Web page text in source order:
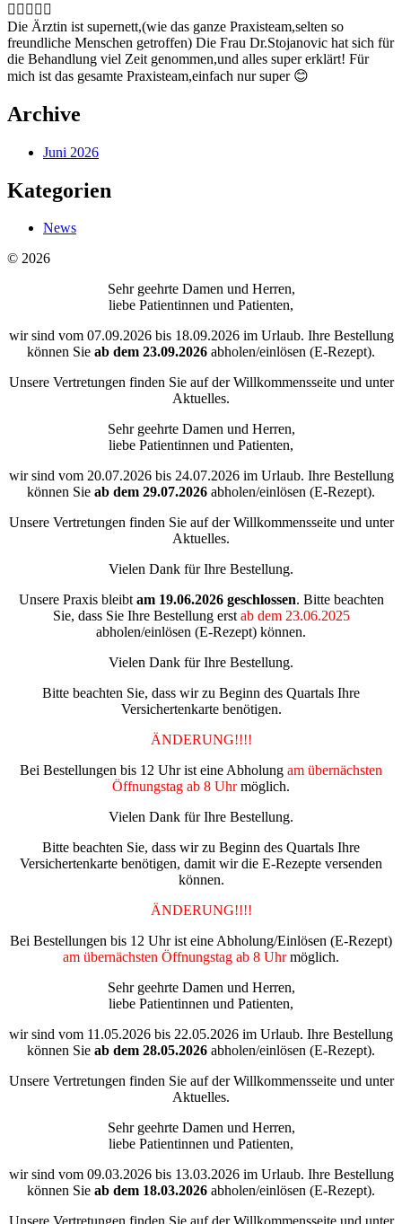
    
Die Ärztin ist supernett,(wie das ganze Praxisteam,selten so
freundliche Menschen getroffen) Die Frau Dr.Stojanovic hat sich für
die Behandlung viel Zeit genommen,und alles super erklärt! Für
mich ist das gesamte Praxisteam,einfach nur super 😊
Archive
Juni 2026
Kategorien
News
© 2026
Sehr geehrte Damen und Herren,
liebe Patientinnen und Patienten,
wir sind vom 07.09.2026 bis 18.09.2026 im Urlaub. Ihre Bestellung
können Sie ab dem 23.09.2026 abholen/einlösen (E-Rezept).
Unsere Vertretungen finden Sie auf der Willkommensseite und unter
Aktuelles.
Sehr geehrte Damen und Herren,
liebe Patientinnen und Patienten,
wir sind vom 20.07.2026 bis 24.07.2026 im Urlaub. Ihre Bestellung
können Sie ab dem 29.07.2026 abholen/einlösen (E-Rezept).
Unsere Vertretungen finden Sie auf der Willkommensseite und unter
Aktuelles.
Vielen Dank für Ihre Bestellung.
Unsere Praxis bleibtam 19.06.2026 geschlossen. Bitte beachten
Sie, dass Sie Ihre Bestellung erstab dem 23.06.2025
abholen/einlösen (E-Rezept) können.
Vielen Dank für Ihre Bestellung.
Bitte beachten Sie, dass wir zu Beginn des Quartals Ihre
Versichertenkarte benötigen.
ÄNDERUNG!!!!
Bei Bestellungen bis 12 Uhr ist eine Abholung am übernächsten
Öffnungstag ab 8 Uhrmöglich.
Vielen Dank für Ihre Bestellung.
Bitte beachten Sie, dass wir zu Beginn des Quartals Ihre
Versichertenkarte benötigen, damit wir die E-Rezepte versenden
können.
ÄNDERUNG!!!!
Bei Bestellungen bis 12 Uhr ist eine Abholung/Einlösen (E-Rezept)
am übernächsten Öffnungstag ab 8 Uhrmöglich.
Sehr geehrte Damen und Herren,
liebe Patientinnen und Patienten,
wir sind vom 11.05.2026 bis 22.05.2026 im Urlaub. Ihre Bestellung
können Sie ab dem 28.05.2026 abholen/einlösen (E-Rezept).
Unsere Vertretungen finden Sie auf der Willkommensseite und unter
Aktuelles.
Sehr geehrte Damen und Herren,
liebe Patientinnen und Patienten,
wir sind vom 09.03.2026 bis 13.03.2026 im Urlaub. Ihre Bestellung
können Sie ab dem 18.03.2026 abholen/einlösen (E-Rezept).